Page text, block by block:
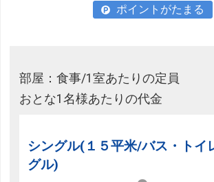
ポイントがたまる
部屋：食事/1室あたりの定員
おとな1名様あたりの代金
シングル(１５平米/バス・トイ
グル)